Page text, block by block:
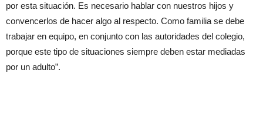
por esta situación. Es necesario hablar con nuestros hijos y
convencerlos de hacer algo al respecto. Como familia se debe
trabajar en equipo, en conjunto con las autoridades del colegio,
porque este tipo de situaciones siempre deben estar mediadas
por un adulto”.